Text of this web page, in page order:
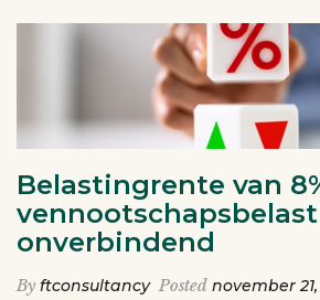
Belastingrente van
onverbindend
By ftconsultancy Posted november